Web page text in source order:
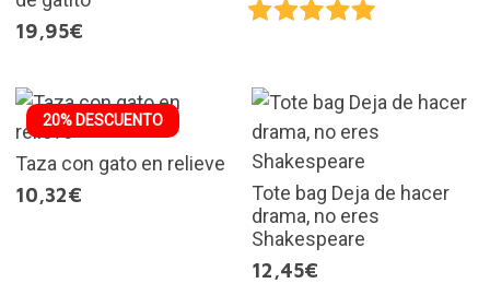
19,95€
20% DESCUENTO
Taza con gato en relieve
10,32€
Tote bag Deja de hacer
drama, no eres
Shakespeare
12,45€